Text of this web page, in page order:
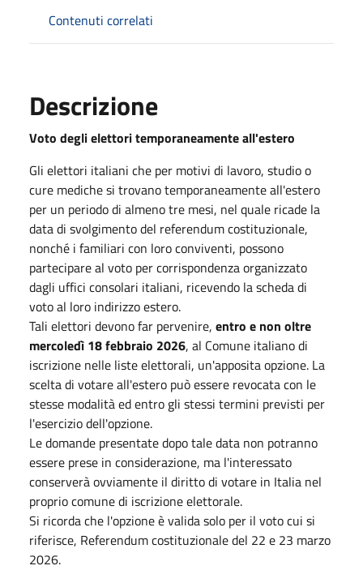
Contenuti correlati
Descrizione
Voto degli elettori temporaneamente all'estero
Gli elettori italiani che per motivi di lavoro, studio o
cure mediche si trovano temporaneamente all'estero
per un periodo di almeno tre mesi, nel quale ricade la
data di svolgimento del referendum costituzionale,
nonché i familiari con loro conviventi, possono
partecipare al voto per corrispondenza organizzato
dagli uffici consolari italiani, ricevendo la scheda di
voto al loro indirizzo estero.
Tali elettori devono far pervenire, entro e non oltre
mercoledì 18 febbraio 2026, al Comune italiano di
iscrizione nelle liste elettorali, un'apposita opzione. La
scelta di votare all'estero può essere revocata con le
stesse modalità ed entro gli stessi termini previsti per
l'esercizio dell'opzione.
Le domande presentate dopo tale data non potranno
essere prese in considerazione, ma l'interessato
conserverà ovviamente il diritto di votare in Italia nel
proprio comune di iscrizione elettorale.
Si ricorda che l'opzione è valida solo per il voto cui si
riferisce, Referendum costituzionale del 22 e 23 marzo
2026.